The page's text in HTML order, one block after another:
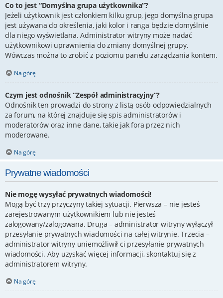
Co to jest “Domyślna grupa użytkownika”?
Jeżeli użytkownik jest członkiem kilku grup, jego domyślna grupa
jest używana do określenia, jaki kolor i ranga będzie domyślnie
dla niego wyświetlana. Administrator witryny może nadać
użytkownikowi uprawnienia do zmiany domyślnej grupy.
Wówczas można to zrobić z poziomu panelu zarządzania kontem.
Na górę
Czym jest odnośnik “Zespół administracyjny”?
Odnośnik ten prowadzi do strony z listą osób odpowiedzialnych
za forum, na której znajduje się spis administratorów i
moderatorów oraz inne dane, takie jak fora przez nich
moderowane.
Na górę
Prywatne wiadomości
Nie mogę wysyłać prywatnych wiadomości!
Mogą być trzy przyczyny takiej sytuacji. Pierwsza – nie jesteś
zarejestrowanym użytkownikiem lub nie jesteś
zalogowany/zalogowana. Druga – administrator witryny wyłączył
przesyłanie prywatnych wiadomości na całej witrynie. Trzecia –
administrator witryny uniemożliwił ci przesyłanie prywatnych
wiadomości. Aby uzyskać więcej informacji, skontaktuj się z
administratorem witryny.
Na górę